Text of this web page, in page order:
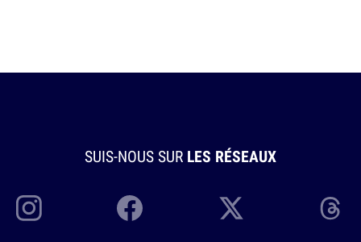
SUIS-NOUS SUR LES RÉSEAUX